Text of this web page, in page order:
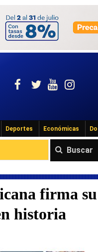
Deportes Económicas
Buscar
firma su
historia